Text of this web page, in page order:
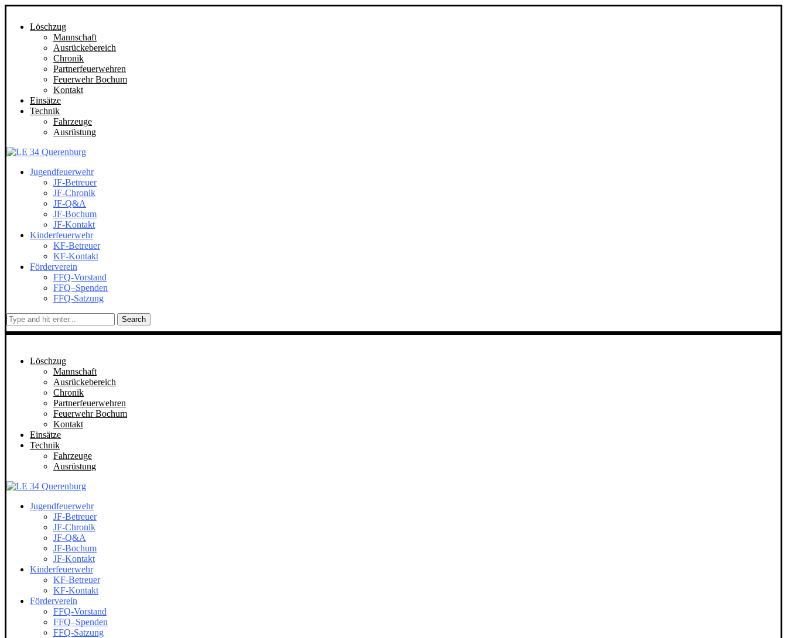
Löschzug
Mannschaft
Ausrückebereich
Chronik
Partnerfeuerwehren
Feuerwehr Bochum
Kontakt
Einsätze
Technik
Fahrzeuge
Ausrüstung
Jugendfeuerwehr
JF-Betreuer
JF-Chronik
JF-Q&A
JF-Bochum
JF-Kontakt
Kinderfeuerwehr
KF-Betreuer
KF-Kontakt
Förderverein
FFQ-Vorstand
FFQ–Spenden
FFQ-Satzung
Search
Löschzug
Mannschaft
Ausrückebereich
Chronik
Partnerfeuerwehren
Feuerwehr Bochum
Kontakt
Einsätze
Technik
Fahrzeuge
Ausrüstung
Jugendfeuerwehr
JF-Betreuer
JF-Chronik
JF-Q&A
JF-Bochum
JF-Kontakt
Kinderfeuerwehr
KF-Betreuer
KF-Kontakt
Förderverein
FFQ-Vorstand
FFQ–Spenden
FFQ-Satzung